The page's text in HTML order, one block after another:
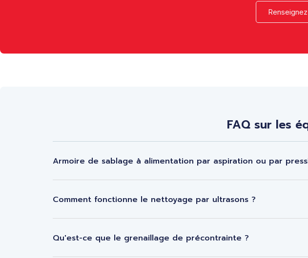
FAQ sur les
Armoire de sablage à alimentation par aspiration ou par
Comment fonctionne le nettoyage par ultrasons ?
Qu'est-ce que le grenaillage de précontrainte ?